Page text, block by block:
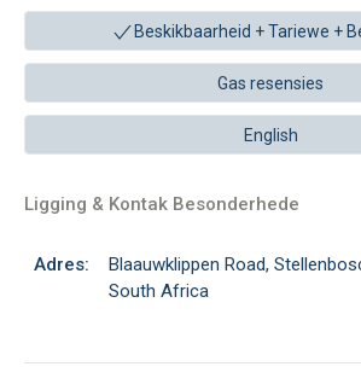
Beskikbaarheid + Tariewe +
Gas resensies
English
Ligging & Kontak Besonderhede
Adres:
Blaauwklippen Road,
South Africa